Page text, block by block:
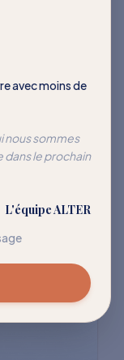
avec moins de
nous sommes
dans le prochain
L'équipe ALTER
qui ont
pour cesser